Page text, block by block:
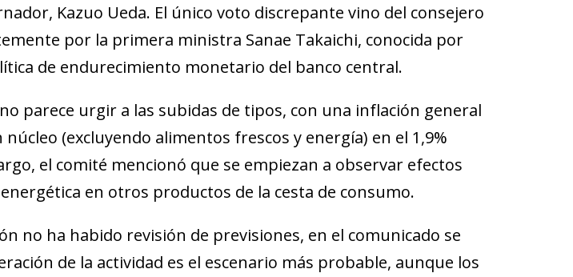
Kazuo Ueda. El único voto discrepante vino del consejero
por la primera ministra Sanae Takaichi, conocida por
de endurecimiento monetario del banco central.
parece urgir a las subidas de tipos, con una inflación general
(excluyendo alimentos frescos y energía) en el 1,9%
el comité mencionó que se empiezan a observar efectos
en otros productos de la cesta de consumo.
no ha habido revisión de previsiones, en el comunicado se
de la actividad es el escenario más probable, aunque los